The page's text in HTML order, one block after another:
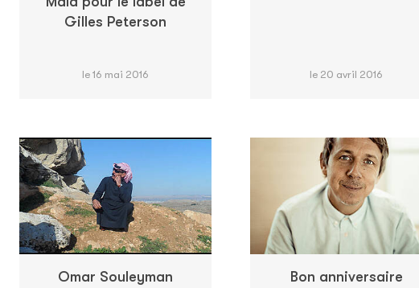
Gilles Peterson
le 16 mai 2016 le 20 avril 2016
Omar Souleyman
Bon anniversaire